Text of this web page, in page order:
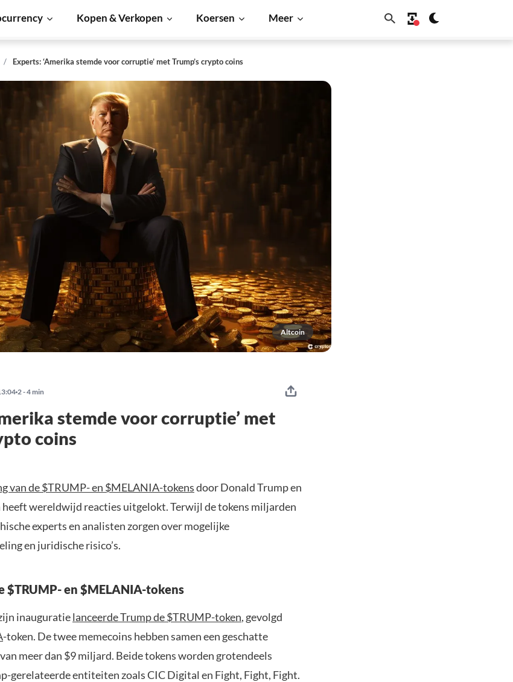
Kopen & Verkopen Koersen Meer
Experts: ‘Amerika stemde voor corruptie’ met Trump’s crypto coins
Altcoin
2 - 4 min
stemde voor corruptie’ met
coins
van de $TRUMP- en $MELANIA-tokensdoor Donald Trump en
wereldwijd reacties uitgelokt. Terwijl de tokens miljarden
experts en analisten zorgen over mogelijke
en juridische risico’s.
$TRUMP- en $MELANIA-tokens
inauguratielanceerde Trump de $TRUMP-token, gevolgd
-token. De twee memecoins hebben samen een geschatte
meer dan $9 miljard. Beide tokens worden grotendeels
gerelateerde entiteiten zoals CIC Digital en Fight, Fight, Fight.